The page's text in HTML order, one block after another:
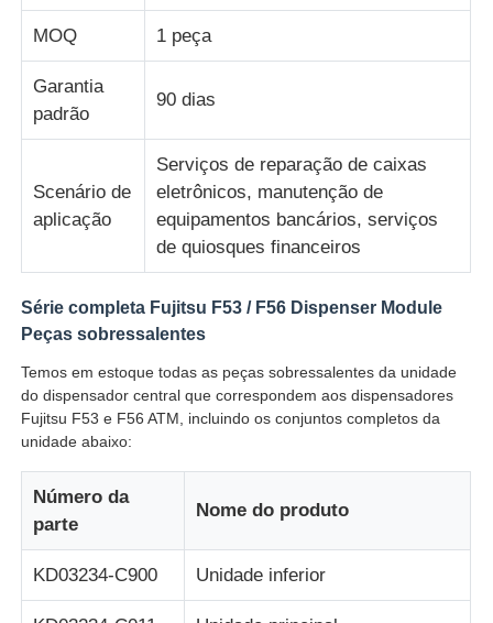
Todos os casos
Pedir um orçamento
Diebold Partes de caixas automáticas
Peças ATM NCR
Peças ATM Wincor
Partes de caixas eletrónicos Hyosung
Partes de caixas eletrônicos Fujitsu
Peças de caixas eletrônicos Hitachi
Peças de GRG ATM
MOQ 1 peça
Garantia
padrão
90 dias
Scenário de
aplicação
Serviços de reparação de caixas
eletrônicos, manutenção de
equipamentos bancários, serviços
de quiosques financeiros
Série completa Fujitsu F53 / F56 Dispenser Module
Peças sobressalentes
Temos em estoque todas as peças sobressalentes da unidade
do dispensador central que correspondem aos dispensadores
Fujitsu F53 e F56 ATM, incluindo os conjuntos completos da
unidade abaixo:
Número da
parte
Nome do produto
KD03234-C900 Unidade inferior